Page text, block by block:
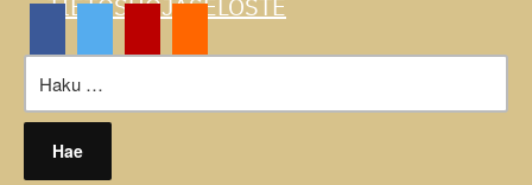
TIETOSUOJASELOSTE